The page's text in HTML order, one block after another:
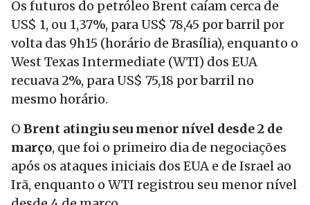
Os futuros do petróleo Brent caíam cerca de
US$ 1, ou 1,37%, para US$ 78,45 por barril por
volta das 9h15 (horário de Brasília), enquanto o
West Texas Intermediate (WTI) dos EUA
recuava 2%, para US$ 75,18 por barril no
mesmo horário.
O Brent atingiu seu menor nível desde 2 de
março, que foi o primeiro dia de negociações
após os ataques iniciais dos EUA e de Israel ao
Irã, enquanto o WTI registrou seu menor nível